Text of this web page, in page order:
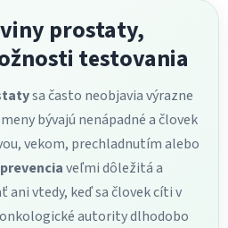
prostaty,
testovania
sa často neobjavia výrazne
bývajú nenápadné a človek
vekom, prechladnutím alebo
prevenciaveľmi dôležitá a
ani vtedy, keď sa človek cíti v
onkologické autority dlhodobo